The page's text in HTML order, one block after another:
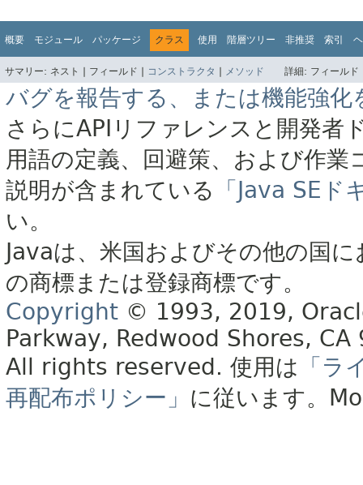
概要 モジュール パッケージ クラス 使用 階層ツリー 非推奨 索引
サマリー: ネスト | フィールド | コンストラクタ | メソッド 詳細: フィール
バグを報告する、または機能強化
さらにAPIリファレンスと開発者
用語の定義、回避策、および作
説明が含まれている
「Java SE
い。
Javaは、米国およびその他の国
の商標または登録商標です。
Copyright © 1993, 2019,
Parkway, Redwood Shores, CA
All rights reserved. 使用は 「ラ
再配布ポリシー」 に従います。